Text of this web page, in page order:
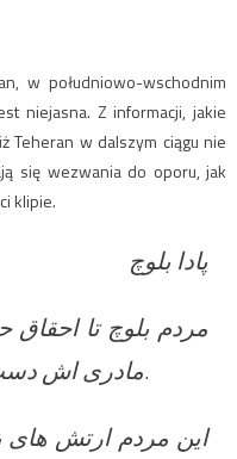
w południowo-wschodnim
niejasna. Z informacji, jakie
Teheran w dalszym ciągu nie
się wezwania do oporu, jak
klipie.
پادا بلوچ
مردم بلوچ تا
مادری اش دست از مبارزه برنخواهد داشت.
این مردم ارتش